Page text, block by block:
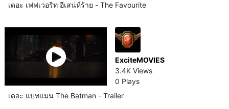
เดอะ เฟฟเวอริท อีเสน่ห์ร้าย - The Favourite
ExciteMOVIES
3.4K Views
0 Plays
เดอะ แบทแมน The Batman - Trailer